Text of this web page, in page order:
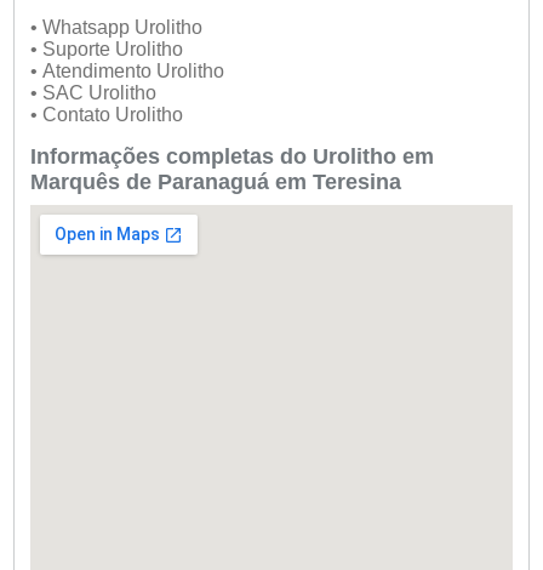
• Whatsapp Urolitho
• Suporte Urolitho
• Atendimento Urolitho
• SAC Urolitho
• Contato Urolitho
Informações completas do Urolitho em
Marquês de Paranaguá em Teresina